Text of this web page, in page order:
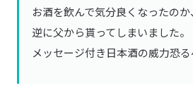
お酒を飲んで気分良くなったの
逆に父から貰ってしまいました。
メッセージ付き日本酒の威力恐る